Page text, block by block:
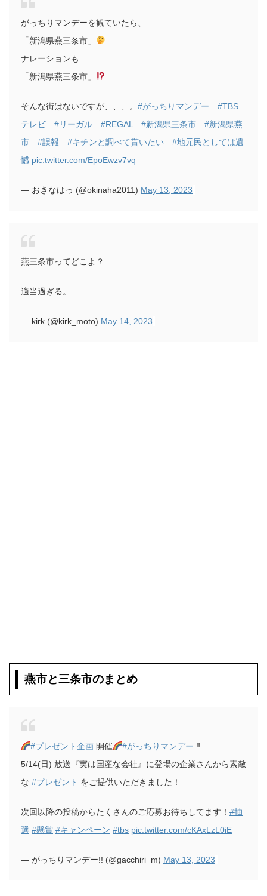
がっちりマンデーを観ていたら、
「新潟県燕三条市」
ナレーションも
「新潟県燕三条市」
そんな街はないですが、、、。 #がっちりマンデー
#TBS
テレビ
#リーガル #REGAL #新潟県三条市
#新潟県燕
市
#誤報 #キチンと調べて貰いたい
#地元民としては遺
憾 pic.twitter.com/EpoEwzv7vq
— おきなはっ (@okinaha2011) May 13, 2023
燕三条市ってどこよ？
適当過ぎる。
— kirk (@kirk_moto) May 14, 2023
燕市と三条市のまとめ
#プレゼント企画開催 #がっちりマンデー ‼︎
5/14(日) 放送『実は国産な会社』に登場の企業さんから素敵
な #プレゼント をご提供いただきました！
次回以降の投稿からたくさんのご応募お待ちしてます！ #抽
選 #懸賞 #キャンペーン #tbs pic.twitter.com/cKAxLzL0iE
— がっちりマンデー!! (@gacchiri_m) May 13, 2023